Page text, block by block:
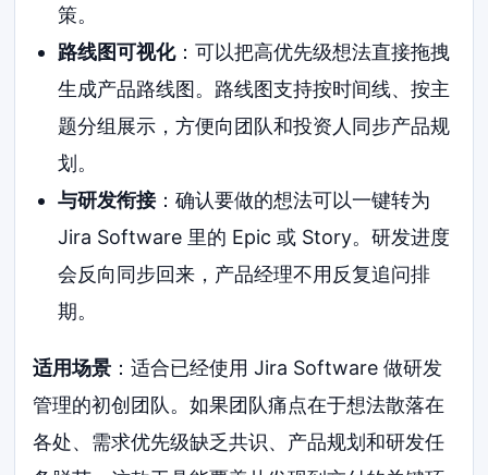
策。
路线图可视化：可以把高优先级想法直接拖拽
生成产品路线图。路线图支持按时间线、按主
题分组展示，方便向团队和投资人同步产品规
划。
与研发衔接：确认要做的想法可以一键转为
Jira Software 里的 Epic 或 Story。研发进度
会反向同步回来，产品经理不用反复追问排
期。
适用场景 ：适合已经使用 Jira Software 做研发
管理的初创团队。如果团队痛点在于想法散落在
各处、需求优先级缺乏共识、产品规划和研发任